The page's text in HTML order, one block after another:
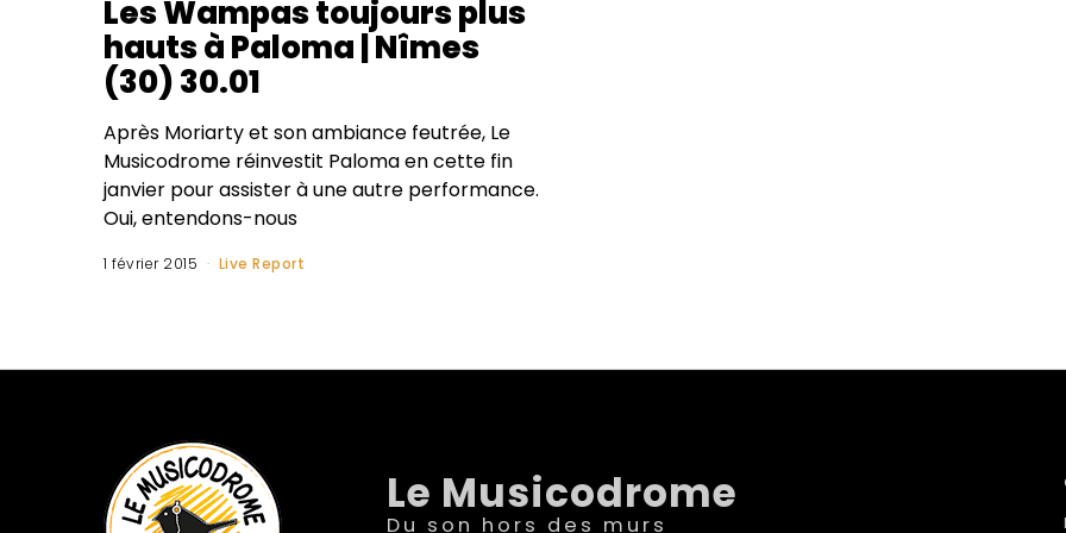
Les Wampas toujours plus
hauts à Paloma | Nîmes
(30) 30.01
Après Moriarty et son ambiance feutrée, Le
Musicodrome réinvestit Paloma en cette fin
janvier pour assister à une autre performance.
Oui, entendons-nous
1 février 2015 Live Report
Le Musicodrome
Du son hors des murs